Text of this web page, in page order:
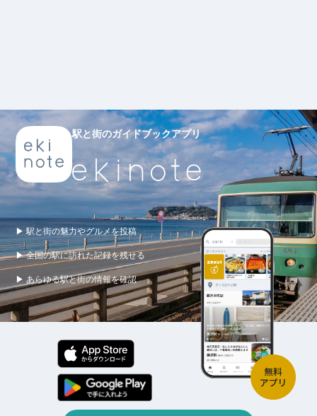
駅と街のガイドブックアプリ
▶ 駅と街の魅力やグルメを投稿
▶ 全国の駅に訪れた記録を残せる
▶ あらゆる駅と街の情報を確認